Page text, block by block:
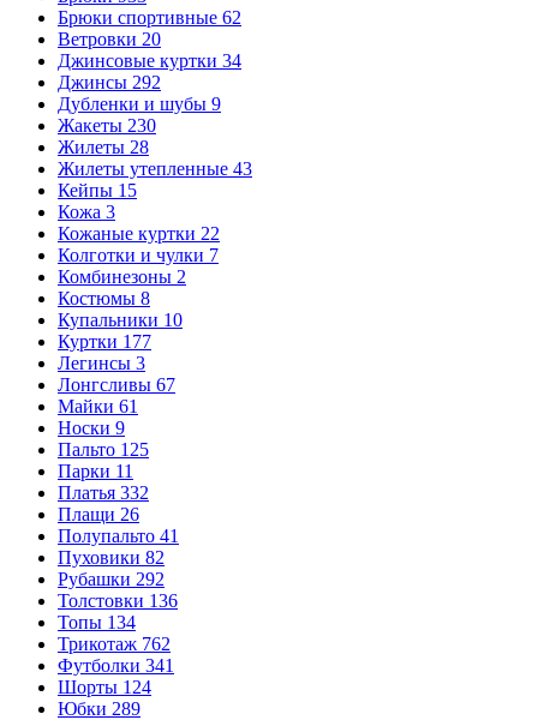
Брюки спортивные 62
Ветровки 20
Джинсовые куртки 34
Джинсы 292
Дубленки и шубы 9
Жакеты 230
Жилеты 28
Жилеты утепленные 43
Кейпы 15
Кожа 3
Кожаные куртки 22
Колготки и чулки 7
Комбинезоны 2
Костюмы 8
Купальники 10
Куртки 177
Легинсы 3
Лонгсливы 67
Майки 61
Носки 9
Пальто 125
Парки 11
Платья 332
Плащи 26
Полупальто 41
Пуховики 82
Рубашки 292
Толстовки 136
Топы 134
Трикотаж 762
Футболки 341
Шорты 124
Юбки 289